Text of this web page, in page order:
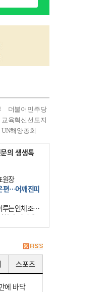
더불어민주당
교육혁신선도지
UN해양총회
의 생생톡
원장
편…어깨 진피
는 인체 조직
한다. 여기에
증후군, 어깨
스포츠
에 바닥